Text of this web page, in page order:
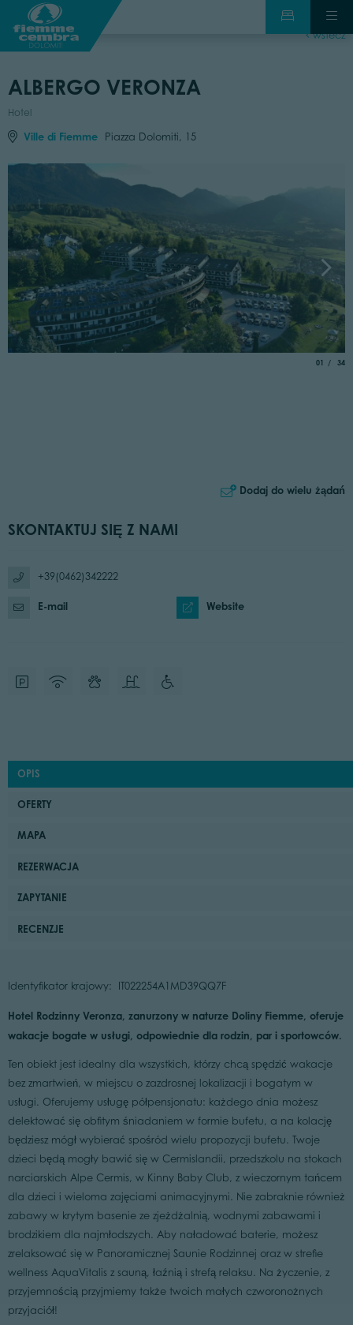
wstecz
ALBERGO VERONZA
Hotel
Ville di Fiemme Piazza Dolomiti, 15
01 of
34
Dodaj do wielu żądań
SKONTAKTUJ SIĘ Z NAMI
+39(0462)342222
E-mail Website
OPIS
OFERTY
MAPA
REZERWACJA
ZAPYTANIE
RECENZJE
Identyfikator krajowy: IT022254A1MD39QQ7F
Hotel Rodzinny Veronza, zanurzony w naturze Doliny Fiemme, oferuje
wakacje bogate w usługi, odpowiednie dla rodzin, par i sportowców.
Ten obiekt jest idealny dla wszystkich, którzy chcą spędzić wakacje
bez zmartwień, w miejscu o zazdrosnej lokalizacji i bogatym w
usługi. Oferujemy usługę półpensjonatu: każdego dnia możesz
delektować się obfitym śniadaniem w formie bufetu, a na kolację
będziesz mógł wybierać spośród wielu propozycji bufetu. Twoje
dzieci będą mogły bawić się w Cermislandii, przedszkolu na stokach
narciarskich Alpe Cermis, w Kinny Baby Club, z wieczornym tańcem
dla dzieci i wieloma zajęciami animacyjnymi. Nie zabraknie również
zabawy w krytym basenie ze zjeżdżalnią, wodnymi zabawami i
brodzikiem dla najmłodszych. Aby naładować baterie, możesz
zrelaksować się w Panoramicznej Saunie Rodzinnej oraz w strefie
wellness AquaVitalis z sauną, łaźnią i strefą relaksu. Na życzenie, z
przyjemnością przyjmiemy także twoich małych czworonożnych
przyjaciół!